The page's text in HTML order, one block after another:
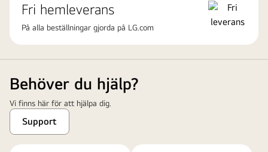
Fri hemleverans
På alla beställningar gjorda på LG.com
Behöver du hjälp?
Vi finns här för att hjälpa dig.
Support